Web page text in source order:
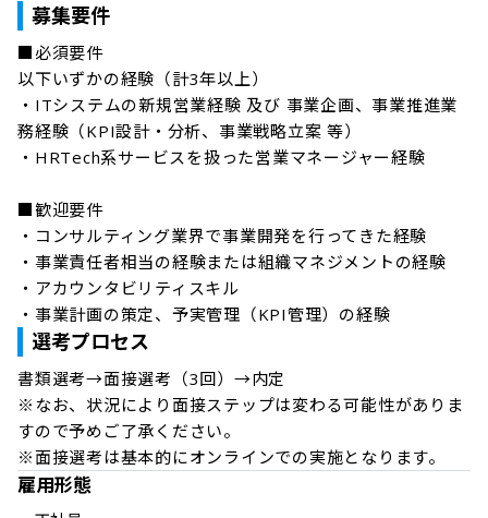
募集要件
■必須要件
以下いずかの経験（計3年以上）
・ITシステムの新規営業経験 及び 事業企画、事業推進業
務経験（KPI設計・分析、事業戦略立案 等）
・HRTech系サービスを扱った営業マネージャー経験
■歓迎要件
・コンサルティング業界で事業開発を行ってきた経験
・事業責任者相当の経験または組織マネジメントの経験
・アカウンタビリティスキル
・事業計画の策定、予実管理（KPI管理）の経験
選考プロセス
書類選考→面接選考（3回）→内定
※なお、状況により面接ステップは変わる可能性がありま
すので予めご了承ください。
※面接選考は基本的にオンラインでの実施となります。
雇用形態